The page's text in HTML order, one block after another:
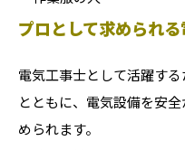
プロとして求められ
電気工事士として活躍す
とともに、電気設備を安
められます。